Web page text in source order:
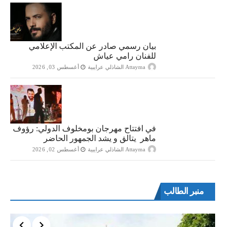
بيان رسمي صادر عن المكتب الإعلامي
للفنان رامي عياش
Attayma الشاذلي عرايبية أغسطس 03, 2026
في افتتاح مهرجان بومخلوف الدولي: رؤوف
ماهر يتالق و يشد الجمهور الحاضر
Attayma الشاذلي عرايبية أغسطس 02, 2026
منبر الطالب